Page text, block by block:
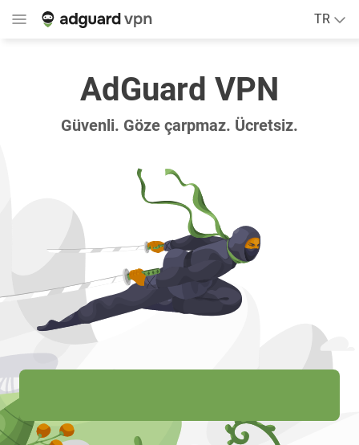
TR
AdGuard VPN
Güvenli. Göze çarpmaz. Ücretsiz.